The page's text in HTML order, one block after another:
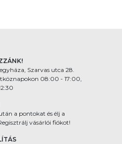
Szarvas utca 28.
08:00 - 17:00,
a pontokat és élj a
vásárlói fiókot!